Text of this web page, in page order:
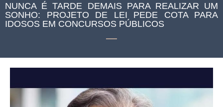
NUNCA É TARDE DEMAIS PARA REALIZAR UM
SONHO: PROJETO DE LEI PEDE COTA PARA
IDOSOS EM CONCURSOS PÚBLICOS